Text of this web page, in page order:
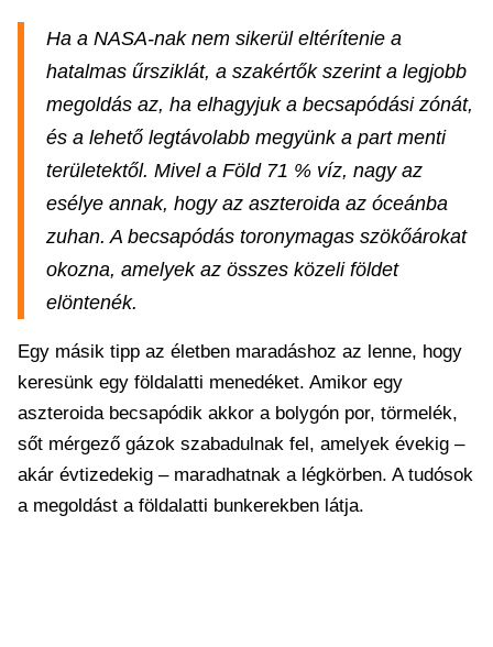
Ha a NASA-nak nem sikerül eltérítenie a
hatalmas űrsziklát, a szakértők szerint a legjobb
megoldás az, ha elhagyjuk a becsapódási zónát,
és a lehető legtávolabb megyünk a part menti
területektől. Mivel a Föld 71 % víz, nagy az
esélye annak, hogy az aszteroida az óceánba
zuhan. A becsapódás toronymagas szökőárokat
okozna, amelyek az összes közeli földet
elöntenék.
Egy másik tipp az életben maradáshoz az lenne, hogy
keresünk egy földalatti menedéket. Amikor egy
aszteroida becsapódik akkor a bolygón por, törmelék,
sőt mérgező gázok szabadulnak fel, amelyek évekig –
akár évtizedekig – maradhatnak a légkörben. A tudósok
a megoldást a földalatti bunkerekben látja.